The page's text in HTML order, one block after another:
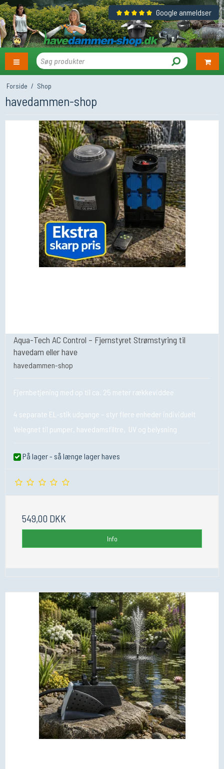
Google anmeldser
Forside / Shop
havedammen-shop
Aqua-Tech AC Control – Fjernstyret Strømstyring til
havedam eller have
havedammen-shop
Fjernbetjening med op til ca. 25 meter rækkeviddee
4 separate EL-stik udgange – styr flere enheder individuelt
Velegnet til pumper, havedamsfiltre, UV og belysning
På lager - så længe lager haves
549,00 DKK
Info